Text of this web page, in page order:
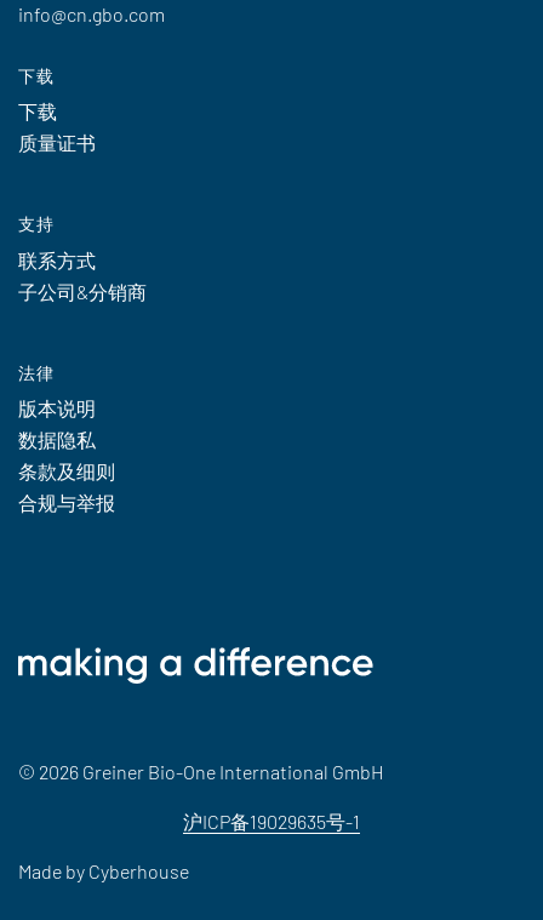
info@cn.gbo.com
下载
下载
质量证书
支持
联系方式
子公司&分销商
法律
版本说明
数据隐私
条款及细则
合规与举报
© 2026 Greiner Bio-One International GmbH
沪ICP备19029635号-1
Made by Cyberhouse